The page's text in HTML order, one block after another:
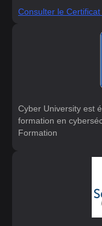
Consulter le
Cyber University est
formation en
Formation